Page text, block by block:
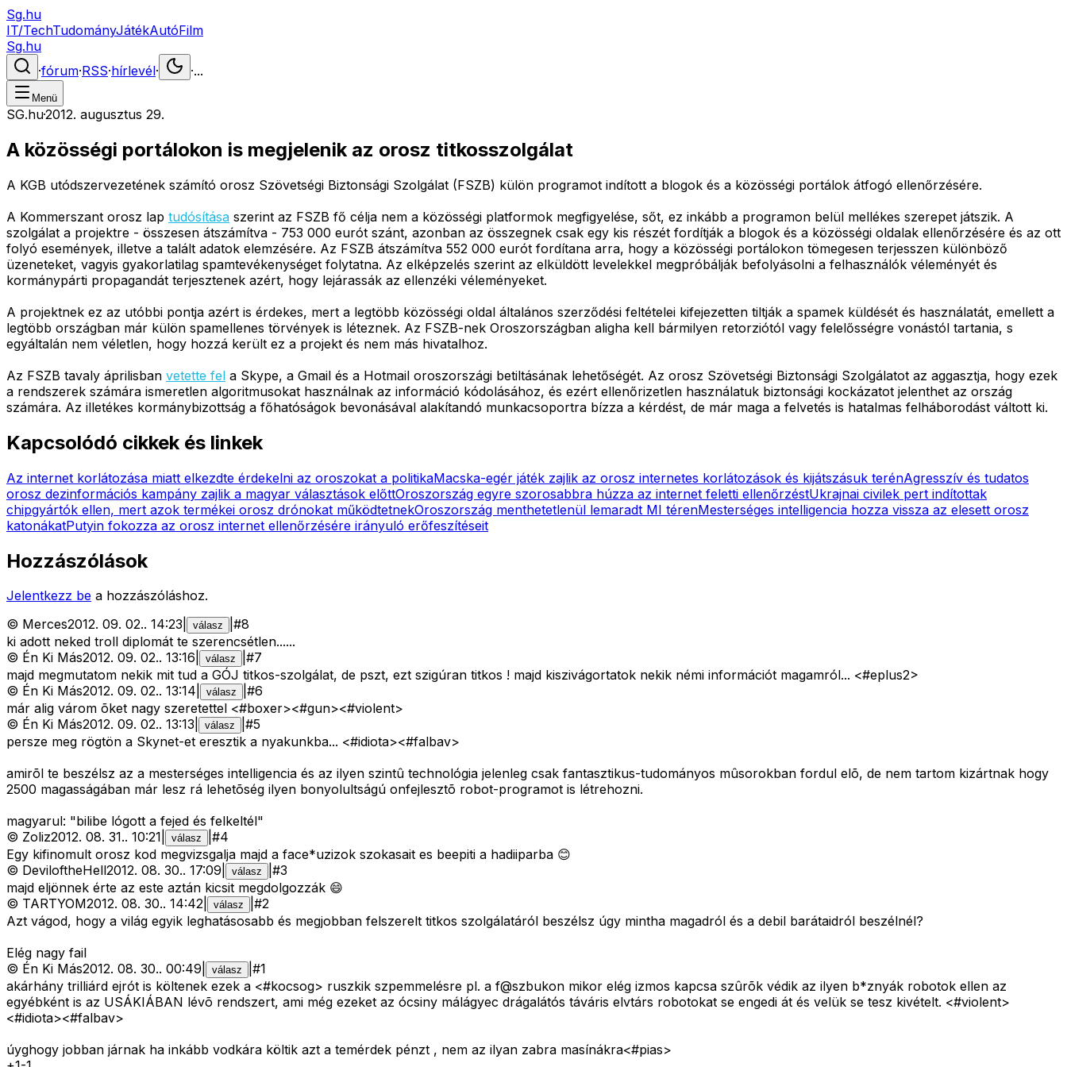
Sg.hu
IT/TechTudományJátékAutóFilm
Sg.hu
·fórum·RSS·hírlevél· ·...
Menü
SG.hu·2012. augusztus 29.
A közösségi portálokon is megjelenik az orosz titkosszolgálat
A KGB utódszervezetének számító orosz Szövetségi Biztonsági Szolgálat (FSZB) külön programot indított a blogok és a közösségi portálok átfogó ellenőrzésére.
A Kommerszant orosz lap tudósítása szerint az FSZB fő célja nem a közösségi platformok megfigyelése, sőt, ez inkább a programon belül mellékes szerepet játszik. A
szolgálat a projektre - összesen átszámítva - 753 000 eurót szánt, azonban az összegnek csak egy kis részét fordítják a blogok és a közösségi oldalak ellenőrzésére és az ott
folyó események, illetve a talált adatok elemzésére. Az FSZB átszámítva 552 000 eurót fordítana arra, hogy a közösségi portálokon tömegesen terjesszen különböző
üzeneteket, vagyis gyakorlatilag spamtevékenységet folytatna. Az elképzelés szerint az elküldött levelekkel megpróbálják befolyásolni a felhasználók véleményét és
kormánypárti propagandát terjesztenek azért, hogy lejárassák az ellenzéki véleményeket.
A projektnek ez az utóbbi pontja azért is érdekes, mert a legtöbb közösségi oldal általános szerződési feltételei kifejezetten tiltják a spamek küldését és használatát, emellett a
legtöbb országban már külön spamellenes törvények is léteznek. Az FSZB-nek Oroszországban aligha kell bármilyen retorziótól vagy felelősségre vonástól tartania, s
egyáltalán nem véletlen, hogy hozzá került ez a projekt és nem más hivatalhoz.
Az FSZB tavaly áprilisban vetette fel a Skype, a Gmail és a Hotmail oroszországi betiltásának lehetőségét. Az orosz Szövetségi Biztonsági Szolgálatot az aggasztja, hogy ezek
a rendszerek számára ismeretlen algoritmusokat használnak az információ kódolásához, és ezért ellenőrizetlen használatuk biztonsági kockázatot jelenthet az ország
számára. Az illetékes kormánybizottság a főhatóságok bevonásával alakítandó munkacsoportra bízza a kérdést, de már maga a felvetés is hatalmas felháborodást váltott ki.
Kapcsolódó cikkek és linkek
Az internet korlátozása miatt elkezdte érdekelni az oroszokat a politikaMacska-egér játék zajlik az orosz internetes korlátozások és kijátszásuk terénAgresszív és tudatos
orosz dezinformációs kampány zajlik a magyar választások előttOroszország egyre szorosabbra húzza az internet feletti ellenőrzéstUkrajnai civilek pert indítottak
chipgyártók ellen, mert azok termékei orosz drónokat működtetnekOroszország menthetetlenül lemaradt MI térenMesterséges intelligencia hozza vissza az elesett orosz
katonákatPutyin fokozza az orosz internet ellenőrzésére irányuló erőfeszítéseit
Hozzászólások
Jelentkezz be a hozzászóláshoz.
© Merces2012. 09. 02.. 14:23 válasz #8
ki adott neked troll diplomát te szerencsétlen......
© Én Ki Más2012. 09. 02.. 13:16 válasz #7
majd megmutatom nekik mit tud a GÓJ titkos-szolgálat, de pszt, ezt szigúran titkos ! majd kiszivágortatok nekik némi információt magamról... <#eplus2>
© Én Ki Más2012. 09. 02.. 13:14 válasz #6
már alig várom õket nagy szeretettel <#boxer><#gun><#violent>
© Én Ki Más2012. 09. 02.. 13:13 válasz #5
persze meg rögtön a Skynet-et eresztik a nyakunkba... <#idiota><#falbav>
amirõl te beszélsz az a mesterséges intelligencia és az ilyen szintû technológia jelenleg csak fantasztikus-tudományos mûsorokban fordul elõ, de nem tartom kizártnak hogy
2500 magasságában már lesz rá lehetõség ilyen bonyolultságú onfejlesztõ robot-programot is létrehozni.
magyarul: "bilibe lógott a fejed és felkeltél"
© Zoliz2012. 08. 31.. 10:21 válasz #4
Egy kifinomult orosz kod megvizsgalja majd a face*uzizok szokasait es beepiti a hadiiparba 😊
© DeviloftheHell2012. 08. 30.. 17:09 válasz #3
majd eljönnek érte az este aztán kicsit megdolgozzák 😄
© TARTYOM2012. 08. 30.. 14:42 válasz #2
Azt vágod, hogy a világ egyik leghatásosabb és megjobban felszerelt titkos szolgálatáról beszélsz úgy mintha magadról és a debil barátaidról beszélnél?
Elég nagy fail
© Én Ki Más2012. 08. 30.. 00:49 válasz #1
akárhány trilliárd ejrót is költenek ezek a <#kocsog> ruszkik szpemmelésre pl. a f@szbukon mikor elég izmos kapcsa szûrõk védik az ilyen b*znyák robotok ellen az
egyébként is az USÁKIÁBAN lévõ rendszert, ami még ezeket az ócsiny málágyec drágalátós táváris elvtárs robotokat se engedi át és velük se tesz kivételt. <#violent>
<#idiota><#falbav>
úyghogy jobban járnak ha inkább vodkára költik azt a temérdek pénzt , nem az ilyan zabra masínákra<#pias>